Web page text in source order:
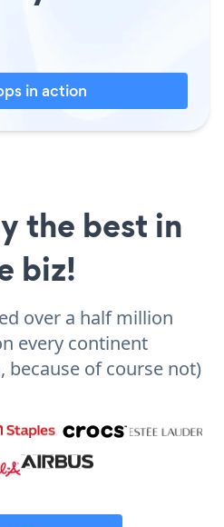
in action
the best in
biz!
over a half million
every continent
because of course not)